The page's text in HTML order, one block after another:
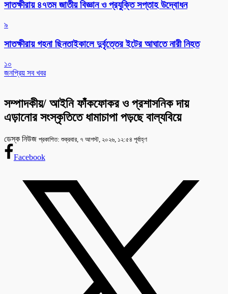
সাতক্ষীরায় ৪৭তম জাতীয় বিজ্ঞান ও প্রযুক্তি সপ্তাহ উদ্বোধন
৯
সাতক্ষীরায় গহনা ছিনতাইকালে দুর্বৃত্তের ইটের আঘাতে নারী নিহত
১০
জনপ্রিয় সব খবর
সম্পাদকীয়/ আইনি ফাঁকফোকর ও প্রশাসনিক দায়
এড়ানোর সংস্কৃতিতে ধামাচাপা পড়ছে বাল্যবিয়ে
ডেস্ক নিউজ প্রকাশিত: শুক্রবার, ৭ আগস্ট, ২০২৬, ১২:৫৪ পূর্বাহ্ণ
Facebook